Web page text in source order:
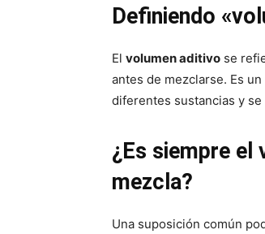
Definiendo
El volumen aditivo se
antes de mezclarse. Es
diferentes sustancias y
¿Es siempre el
mezcla?
Una suposición común